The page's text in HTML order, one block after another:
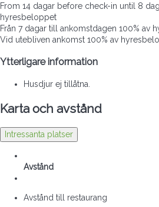
From 14 dagar before check-in until 8
hyresbeloppet
Från 7 dagar till ankomstdagen 100% av
Vid utebliven ankomst 100% av
Ytterligare information
Husdjur ej tillåtna.
Karta och avstånd
Intressanta platser
Avstånd
Avstånd till restaurang